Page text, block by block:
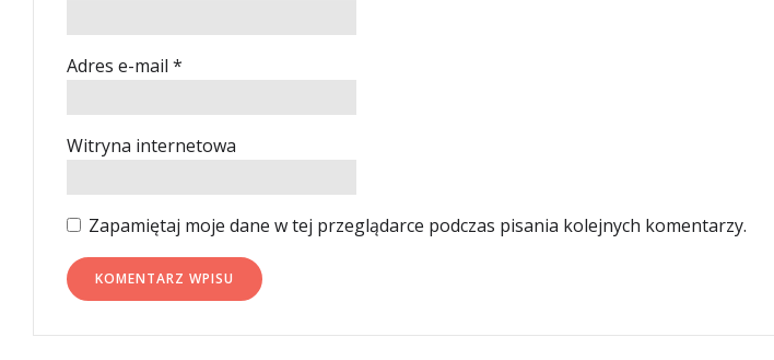
Adres e-mail *
Witryna internetowa
Zapamiętaj moje dane w tej przeglądarce podczas pisania kolejnych komentarzy.